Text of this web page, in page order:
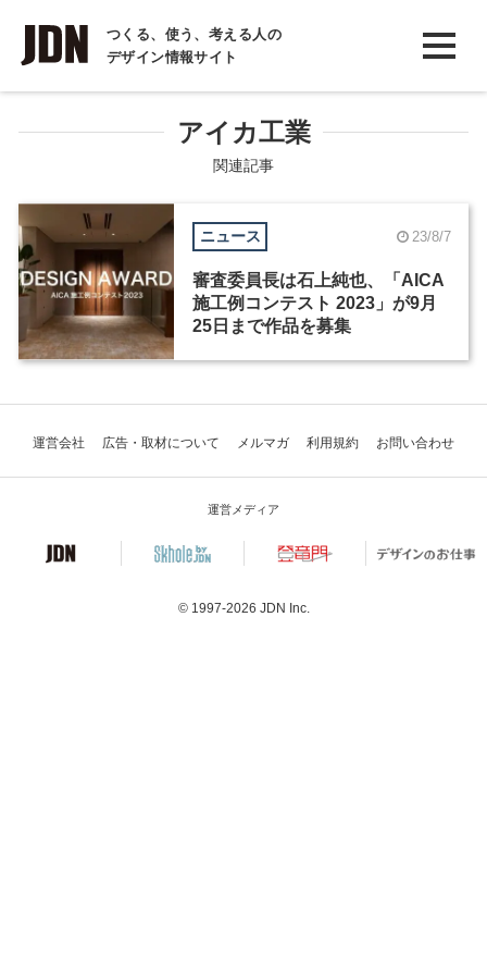
つくる、使う、考える人の
デザイン情報サイト
INTERVIEW
インタビュー
COLUMN
コラム
アイカ工業
関連記事
ニュース 23/8/7
審査委員長は石上純也、「AICA
施工例コンテスト 2023」が9月
25日まで作品を募集
運営会社 広告・取材について メルマガ 利用規約 お問い合わせ
運営メディア
© 1997-2026 JDN Inc.